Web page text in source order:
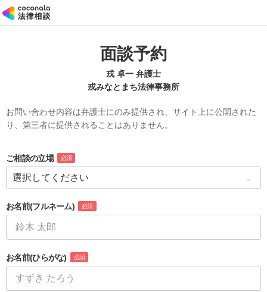
面談予約
戎 卓一 弁護士
戎みなとまち法律事務所
お問い合わせ内容は弁護士にのみ提供され、サイト上に公開された
り、第三者に提供されることはありません。
ご相談の立場 必須
お名前(フルネーム) 必須
お名前(ひらがな) 必須